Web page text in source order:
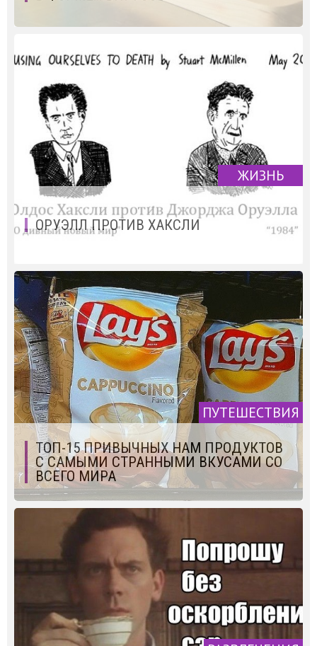
ЖИЗНЬ
ОРУЭЛЛ ПРОТИВ ХАКСЛИ
ПУТЕШЕСТВИЯ
ТОП-15 ПРИВЫЧНЫХ НАМ ПРОДУКТОВ
С САМЫМИ СТРАННЫМИ ВКУСАМИ СО
ВСЕГО МИРА